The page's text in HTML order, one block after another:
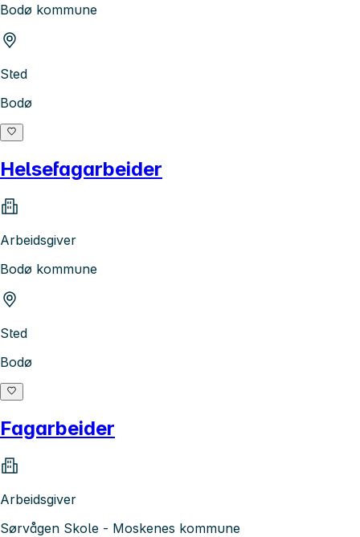
Bodø kommune
Sted
Bodø
Helsefagarbeider
Arbeidsgiver
Bodø kommune
Sted
Bodø
Fagarbeider
Arbeidsgiver
Sørvågen Skole - Moskenes kommune